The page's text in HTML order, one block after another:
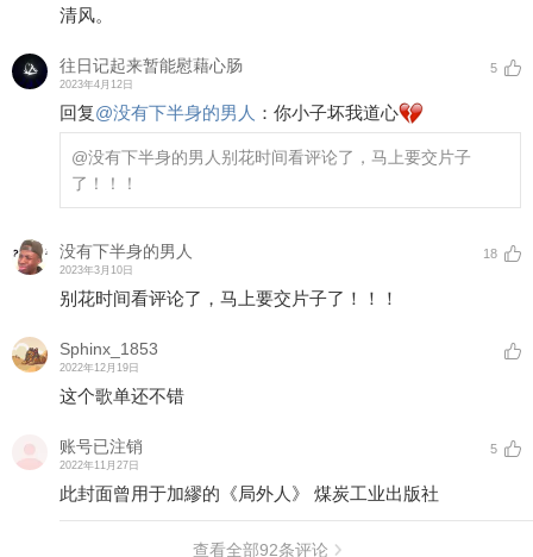
清风。
往日记起来暂能慰藉心肠
2023年4月12日
5
回复@没有下半身的男人 ： 你小子坏我道心
@没有下半身的男人 别花时间看评论了，马上要交片子
了！！！
没有下半身的男人
2023年3月10日
18
别花时间看评论了，马上要交片子了！！！
Sphinx_1853
2022年12月19日
这个歌单还不错
账号已注销
2022年11月27日
5
此封面曾用于加繆的《局外人》 煤炭工业出版社
查看全部92条评论